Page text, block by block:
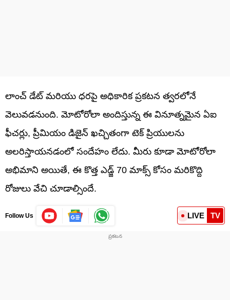
లాంచ్ డేట్ మరియు ధరపై అధికారిక ప్రకటన త్వరలోనే
వెలువడనుంది. మోటోరోలా అందిస్తున్న ఈ వినూత్నమైన ఏఐ
ఫీచర్లు, ప్రీమియం డిజైన్ ఖచ్చితంగా టెక్ ప్రియులను
అలరిస్తాయనడంలో సందేహం లేదు. మీరు కూడా మోటోరోలా
అభిమాని అయితే, ఈ కొత్త ఎడ్జ్ 70 మాక్స్ కోసం మరికొద్ది
రోజులు వేచి చూడాల్సిందే.
Follow Us LIVE TV